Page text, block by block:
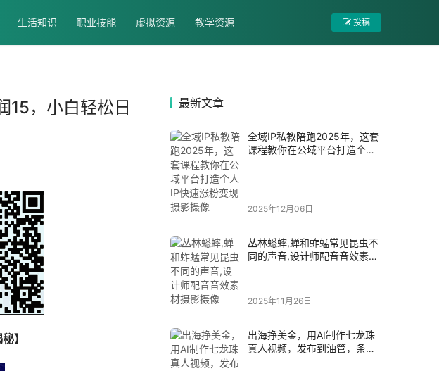
生活知识 职业技能 虚拟资源 教学资源 投稿
15，小白轻松日
】
最新文章
全域IP私教陪跑2025年，这套
课程教你在公域平台打造个人
2025年12月06日
丛林蟋蟀,蝉和蚱蜢常见昆虫不
同的声音,设计师配音音效素材
2025年11月26日
出海挣美金，用AI制作七龙珠
真人视频，发布到油管，条条